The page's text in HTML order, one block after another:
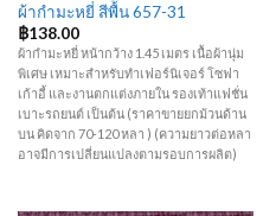
ผ้ากำมะหยี่ สีพื้น 657-31
฿138.00
ผ้ากำมะหยี่ หน้ากว้าง 1.45 เมตร เนื้อผ้านุ่ม
พิเศษ เหมาะสำหรับทำเฟอร์นิเจอร์ โซฟา
เก้าอี้ และงานตกแต่งภายใน รองเท้าแฟชั่น
เบาะรถยนต์ เป็นต้น (ราคาขายยกม้วนด้าน
บน คิดจาก 70-120 หลา ) (ความยาวต่อหลา
อาจมีการเปลี่ยนแปลงตามรอบการผลิต)